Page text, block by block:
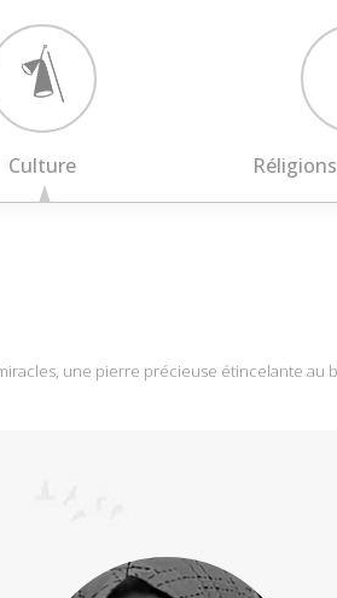
Culture
une pierre précieuse étincelante au